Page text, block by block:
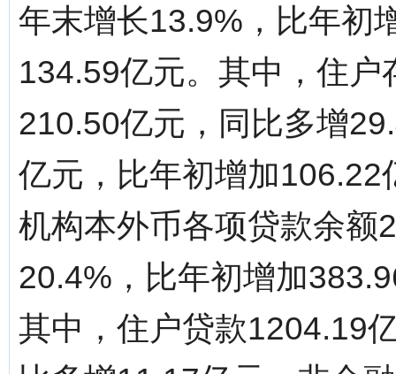
年末增长13.9%，比年初
134.59亿元。其中，住
210.50亿元，同比多增
亿元，比年初增加
机构本外币各项贷款余额
20.4%，比年初增加
其中，住户贷款1204.19